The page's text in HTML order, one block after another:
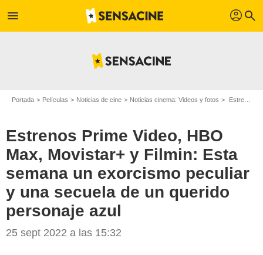
menu profil search
Portada Películas Noticias de cine Noticias cinema: Videos y fotos Estrenos Prime Video, HBO Max, Movistar+ y Filmin: Esta semana un exorcismo peculiar y una secuela de un querido personaje azul
Estrenos Prime Video, HBO
Max, Movistar+ y Filmin: Esta
semana un exorcismo peculiar
y una secuela de un querido
personaje azul
25 sept 2022 a las 15:32